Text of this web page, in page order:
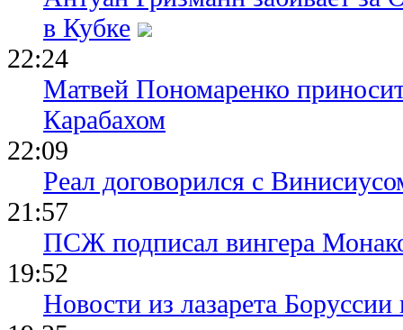
в Кубке
22:24
Матвей Пономаренко
Карабахом
22:09
Реал договорился с
21:57
ПСЖ подписал вингера
19:52
Новости из лазарета